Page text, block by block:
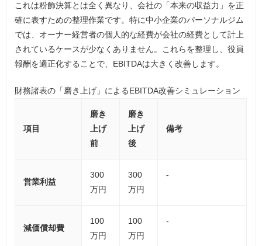
これは粉飾決算とは全く異なり、会社の「本来の収益力」を正
確に表すための整理作業です。特に中小企業のパーソナルジム
では、オーナー経営者の個人的な経費が会社の経費として計上
されているケースが少なくありません。これらを整理し、役員
報酬を適正化することで、EBITDAは大きく改善します。
財務諸表の「磨き上げ」によるEBITDA改善シミュレーション
項目
磨き
上げ
前
磨き
上げ
後
備考
営業利益
300
万円
300
万円
-
減価償却費
100
万円
100
万円
-